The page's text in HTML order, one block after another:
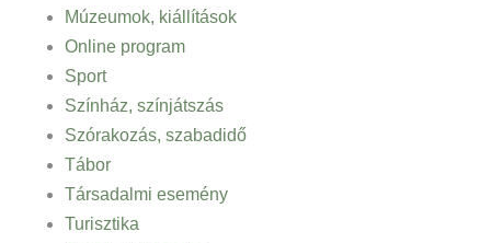
Múzeumok, kiállítások
Online program
Sport
Színház, színjátszás
Szórakozás, szabadidő
Tábor
Társadalmi esemény
Turisztika